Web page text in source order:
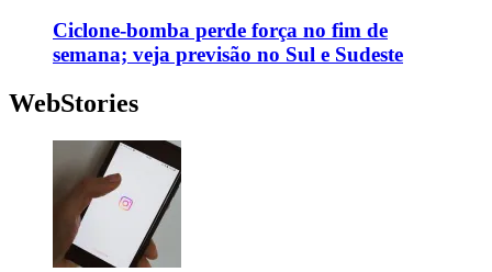
Ciclone-bomba perde força no fim de
semana; veja previsão no Sul e Sudeste
WebStories